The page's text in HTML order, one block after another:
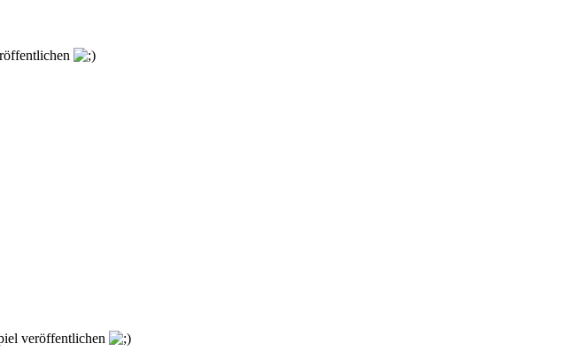
veröffentlichen